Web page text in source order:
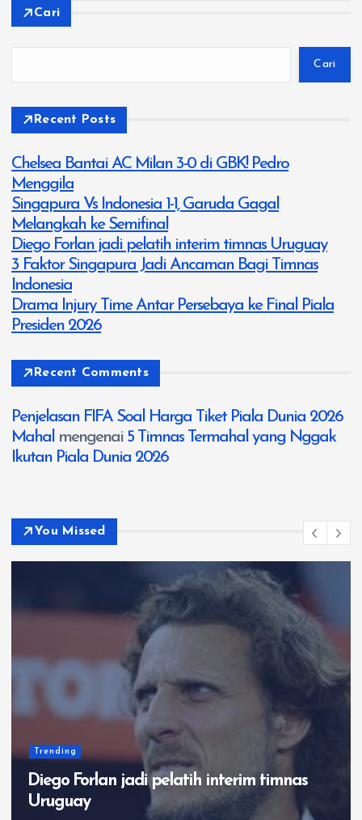
Cari
Cari
Recent Posts
Chelsea Bantai AC Milan 3-0 di GBK! Pedro
Menggila
Singapura Vs Indonesia 1-1, Garuda Gagal
Melangkah ke Semifinal
Diego Forlan jadi pelatih interim timnas Uruguay
3 Faktor Singapura Jadi Ancaman Bagi Timnas
Indonesia
Drama Injury Time Antar Persebaya ke Final Piala
Presiden 2026
Recent Comments
Penjelasan FIFA Soal Harga Tiket Piala Dunia 2026
Mahal mengenai 5 Timnas Termahal yang Nggak
Ikutan Piala Dunia 2026
You Missed
Trending
Diego Forlan jadi pelatih interim timnas
Uruguay